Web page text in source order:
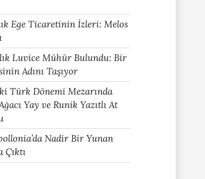
Ege Ticaretinin İzleri: Melos
Luvice Mühür Bulundu: Bir
Adını Taşıyor
Türk Dönemi Mezarında
Yay ve Runik Yazıtlı At
Nadir Bir Yunan